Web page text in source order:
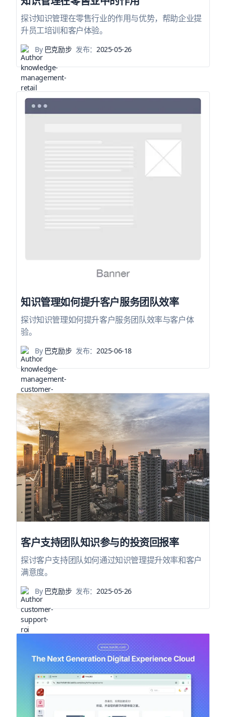
探讨知识管理在零售行业的作用与优势，帮助企业提
升员工培训和客户体验。
By巴克励步 发布： 2025-05-26
知识管理如何提升客户服务团队效率
探讨知识管理如何提升客户服务团队效率与客户体
验。
By巴克励步 发布： 2025-06-18
客户支持团队知识参与的投资回报率
探讨客户支持团队如何通过知识管理提升效率和客户
满意度。
By巴克励步 发布：2025-05-26